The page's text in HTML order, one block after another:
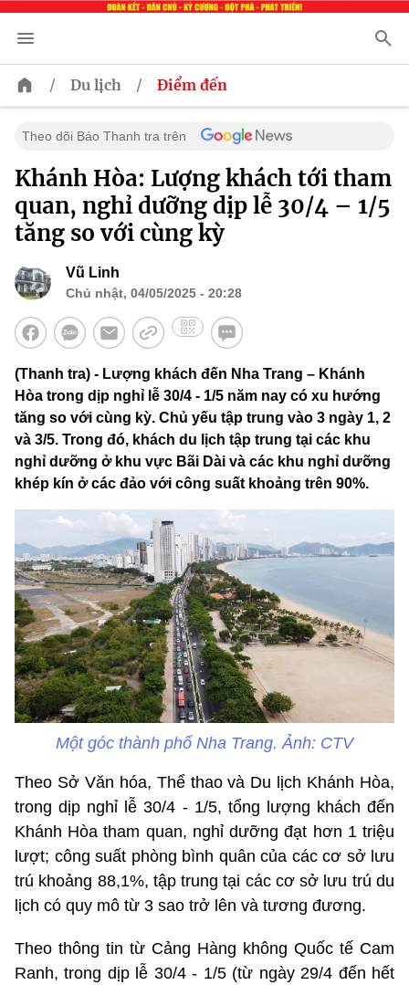
/ Du lịch / Điểm đến
Theo dõi Báo Thanh tra trên
Khánh Hòa: Lượng khách tới tham
quan, nghỉ dưỡng dịp lễ 30/4 – 1/5
tăng so với cùng kỳ
Vũ Linh
Chủ nhật, 04/05/2025 - 20:28
(Thanh tra) - Lượng khách đến Nha Trang – Khánh
Hòa trong dịp nghỉ lễ 30/4 - 1/5 năm nay có xu hướng
tăng so với cùng kỳ. Chủ yếu tập trung vào 3 ngày 1, 2
và 3/5. Trong đó, khách du lịch tập trung tại các khu
nghỉ dưỡng ở khu vực Bãi Dài và các khu nghỉ dưỡng
khép kín ở các đảo với công suất khoảng trên 90%.
Một góc thành phố Nha Trang. Ảnh: CTV
Theo Sở Văn hóa, Thể thao và Du lịch Khánh Hòa,
trong dịp nghỉ lễ 30/4 - 1/5, tổng lượng khách đến
Khánh Hòa tham quan, nghỉ dưỡng đạt hơn 1 triệu
lượt; công suất phòng bình quân của các cơ sở lưu
trú khoảng 88,1%, tập trung tại các cơ sở lưu trú du
lịch có quy mô từ 3 sao trở lên và tương đương.
Theo thông tin từ Cảng Hàng không Quốc tế Cam
Ranh,trong dịp lễ 30/4 - 1/5 (từ ngày 29/4 đến hết